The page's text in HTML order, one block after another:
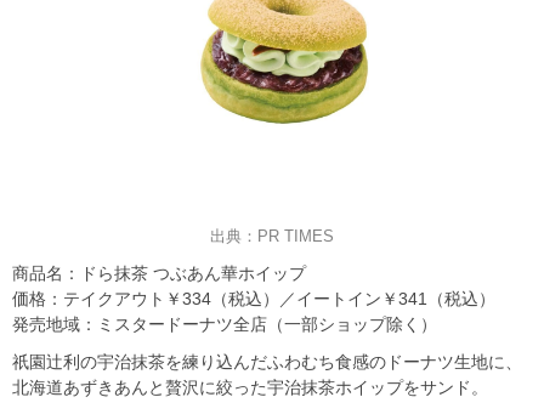
出典：PR TIMES
商品名：ドら抹茶 つぶあん華ホイップ
価格：テイクアウト￥334（税込）／イートイン￥341（税込）
発売地域：ミスタードーナツ全店（一部ショップ除く）
祇園辻利の宇治抹茶を練り込んだふわむち食感のドーナツ生地に、
北海道あずきあんと贅沢に絞った宇治抹茶ホイップをサンド。